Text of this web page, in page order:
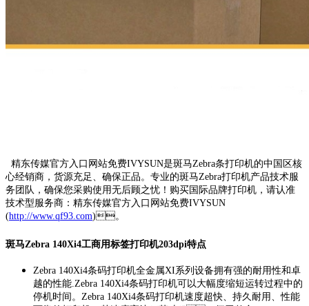
精东传媒官方入口网站免费IVYSUN是斑马Zebra条打印机的中国区核
心经销商，货源充足、确保正品。专业的斑马Zebra打印机产品技术服
务团队，确保您采购使用无后顾之忧！购买国际品牌打印机，请认准
技术型服务商：精东传媒官方入口网站免费IVYSUN
(http://www.qf93.com)。
斑马Zebra 140Xi4工商用标签打印机203dpi特点
Zebra 140Xi4条码打印机全金属XI系列设备拥有强的耐用性和卓
越的性能.Zebra 140Xi4条码打印机可以大幅度缩短运转过程中的
停机时间。Zebra 140Xi4条码打印机速度超快、持久耐用、性能